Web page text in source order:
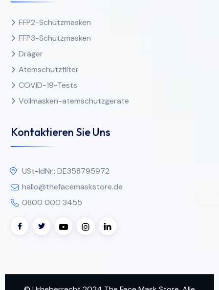
FFP2-Schutzmasken
FFP3-Schutzmasken
Dräger
Atemschutzfilter
COVID-19-Tests
Vollmasken-atemschutzgerate
Kontaktieren Sie Uns
USt-IdNr.: DE358795972
hallo@thefacemaskstore.de
0800 000 3455